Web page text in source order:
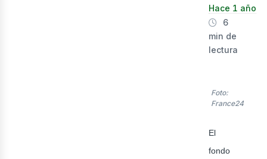
Hace 1 año
6
min de
lectura
Foto:
France24
El
fondo